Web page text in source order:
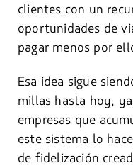
clientes con un
oportunidades de
pagar menos por
Esa idea sigue
millas hasta hoy,
empresas que
este sistema lo
de fidelización